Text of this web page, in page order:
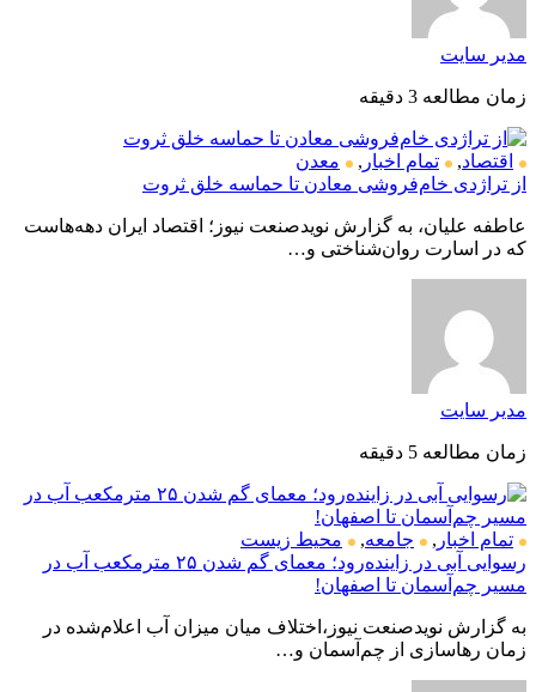
مدیر سایت
زمان مطالعه 3 دقیقه
اقتصاد, تمام اخبار ,
معدن
از تراژدی خام‌فروشی معادن تا حماسه خلق ثروت
عاطفه علیان، به گزارش نویدصنعت نیوز؛ اقتصاد ایران دهه‌هاست
که در اسارت روان‌شناختی و…
مدیر سایت
زمان مطالعه 5 دقیقه
تمام اخبار , جامعه,
محیط زیست
رسوایی آبی در زاینده‌رود؛ معمای گم شدن ۲۵ مترمکعب آب در
مسیر چم‌آسمان تا اصفهان!
به گزارش نویدصنعت نیوز،اختلاف میان میزان آب اعلام‌شده در
زمان رهاسازی از چم‌آسمان و…